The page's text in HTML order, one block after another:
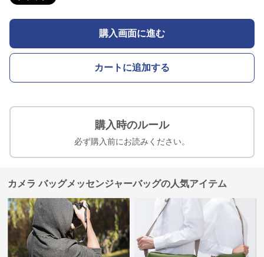
購入画面に進む
カートに追加する
購入時のルール
必ず購入前にお読みください。
カメラ バッグメッセンジャーバッグの人気アイテム